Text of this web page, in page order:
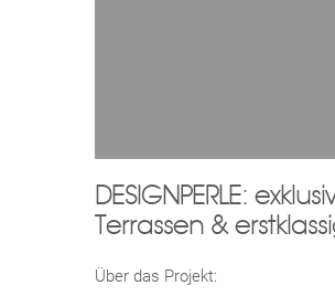
DESIGNPERLE:
Terrassen &
Über das Projekt: